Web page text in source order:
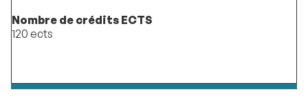
Nombre de crédits ECTS
120 ects